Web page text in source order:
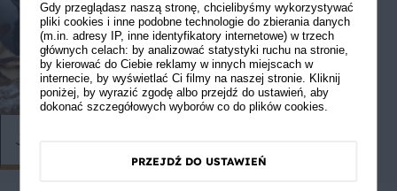
Jaką formę do pieczenia wybrać?
Gdy przeglądasz naszą stronę, chcielibyśmy wykorzystywać
pliki cookies i inne podobne technologie do zbierania danych
(m.in. adresy IP, inne identyfikatory internetowe) w trzech
głównych celach: by analizować statystyki ruchu na stronie,
by kierować do Ciebie reklamy w innych miejscach w
internecie, by wyświetlać Ci filmy na naszej stronie. Kliknij
poniżej, by wyrazić zgodę albo przejdź do ustawień, aby
dokonać szczegółowych wyborów co do plików cookies.
PRZEJDŹ DO USTAWIEŃ